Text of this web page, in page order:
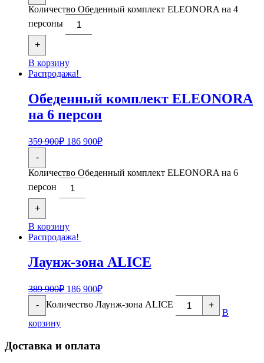
Количество Обеденный комплект ELEONORA на 4
персоны
+
В корзину
Распродажа!
Обеденный комплект ELEONORA
на 6 персон
359 900₽ 186 900₽
-
Количество Обеденный комплект ELEONORA на 6
персон
+
В корзину
Распродажа!
Лаунж-зона ALICE
389 900₽ 186 900₽
-
Количество Лаунж-зона ALICE +
В
корзину
Доставка и оплата